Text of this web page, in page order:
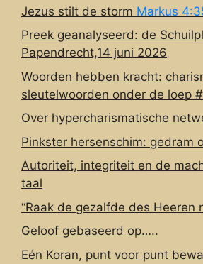
Jezus stilt de storm Markus
Preek geanalyseerd: de
Papendrecht,14 juni 2026
Woorden hebben kracht:
sleutelwoorden onder de loep
Over hypercharismatische
Pinkster hersenschim: gedram
Autoriteit, integriteit en de
taal
“Raak de gezalfde des Heeren
Geloof gebaseerd op…..
Eén Koran, punt voor punt